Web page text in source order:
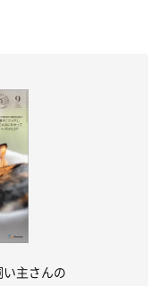
い主さんの